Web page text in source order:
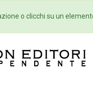
Collane
o clicchi su un